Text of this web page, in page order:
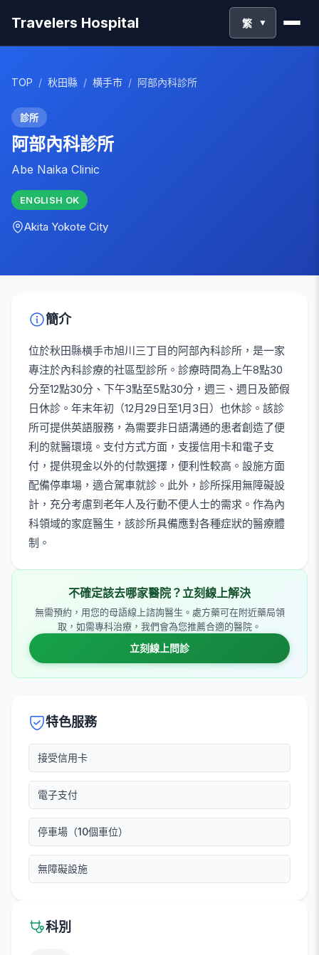
Travelers Hospital 繁 ▼
TOP / 秋田縣 / 横手市 / 阿部內科診所
診所
阿部內科診所
Abe Naika Clinic
ENGLISH OK
Akita Yokote City
簡介
位於秋田縣橫手市旭川三丁目的阿部內科診所，是一家
專注於內科診療的社區型診所。診療時間為上午8點30
分至12點30分、下午3點至5點30分，週三、週日及節假
日休診。年末年初（12月29日至1月3日）也休診。該診
所可提供英語服務，為需要非日語溝通的患者創造了便
利的就醫環境。支付方式方面，支援信用卡和電子支
付，提供現金以外的付款選擇，便利性較高。設施方面
配備停車場，適合駕車就診。此外，診所採用無障礙設
計，充分考慮到老年人及行動不便人士的需求。作為內
科領域的家庭醫生，該診所具備應對各種症狀的醫療體
制。
不確定該去哪家醫院？立刻線上解決
無需預約，用您的母語線上諮詢醫生。處方藥可在附近藥局領
取，如需專科治療，我們會為您推薦合適的醫院。
立刻線上問診
特色服務
接受信用卡
電子支付
停車場（10個車位）
無障礙設施
科別